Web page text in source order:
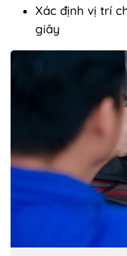
Xác định vị trí
giây